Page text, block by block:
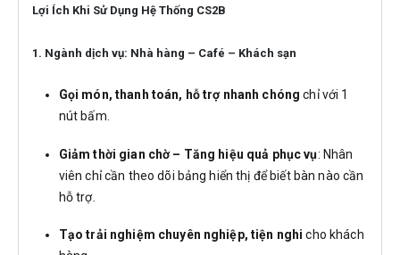
Lợi Ích Khi Sử Dụng Hệ Thống CS2B
1. Ngành dịch vụ: Nhà hàng – Café – Khách sạn
Gọi món, thanh toán, hỗ trợ nhanh chóng chỉ với 1
nút bấm.
Giảm thời gian chờ – Tăng hiệu quả phục vụ: Nhân
viên chỉ cần theo dõi bảng hiển thị để biết bàn nào cần
hỗ trợ.
Tạo trải nghiệm chuyên nghiệp, tiện nghi cho khách